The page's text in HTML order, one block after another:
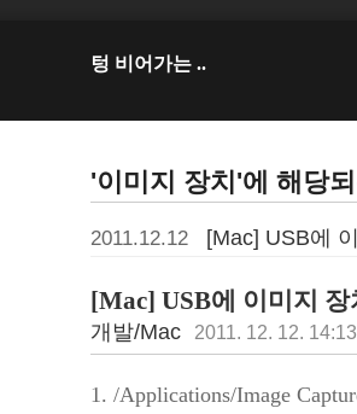
텅 비어가는 ..
'이미지 장치'에 해당
2011.12.12 [Mac] USB에
[Mac] USB에 이미지
개발/Mac 2011. 12. 12. 14:13
1. /Applications/Image